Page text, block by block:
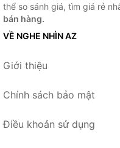
thể so sánh giá, tìm giá rẻ
bán hàng.
VỀ NGHE NHÌN AZ
Giới thiệu
Chính sách bảo mật
Điều khoản sử dụng